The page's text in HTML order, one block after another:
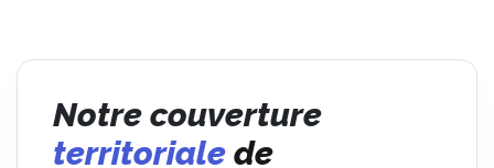
Notre couverture
territoriale de